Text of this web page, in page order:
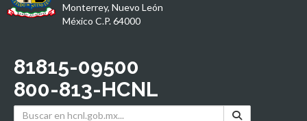
Monterrey, Nuevo León
México C.P. 64000
81815-09500
800-813-HCNL